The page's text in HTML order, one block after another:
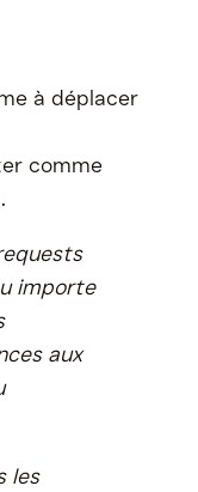
à déplacer
comme
importe
aux
les